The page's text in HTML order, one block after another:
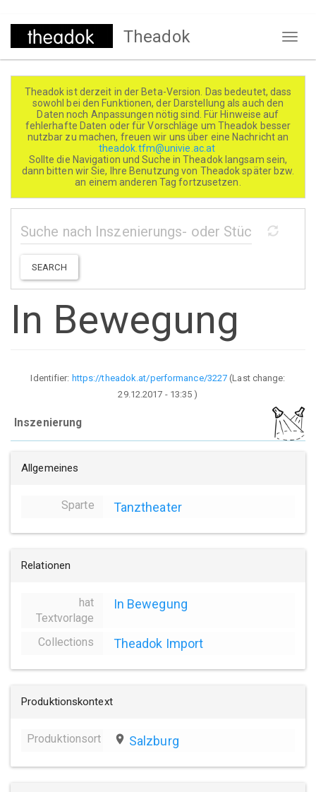
Direkt
Theadok
Theadok ist derzeit in der Beta-Version. Das bedeutet, dass
sowohl bei den Funktionen, der Darstellung als auch den
Daten noch Anpassungen nötig sind. Für Hinweise auf
fehlerhafte Daten oder für Vorschläge um Theadok besser
nutzbar zu machen, freuen wir uns über eine Nachricht an
theadok.tfm@univie.ac.at
Sollte die Navigation und Suche in Theadok langsam sein,
dann bitten wir Sie, Ihre Benutzung von Theadok später bzw.
an einem anderen Tag fortzusetzen.
SEARCH
In Bewegung
Identifier: https://theadok.at/performance/3227 (Last change:
29.12.2017 - 13:35 )
Inszenierung
Allgemeines
Sparte Tanztheater
Relationen
hat
Textvorlage
In Bewegung
Collections Theadok Import
Produktionskontext
Produktionsort place Salzburg